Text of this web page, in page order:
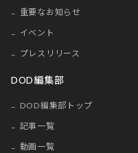
重要なお知らせ
イベント
プレスリリース
DOD編集部
DOD編集部トップ
記事一覧
動画一覧